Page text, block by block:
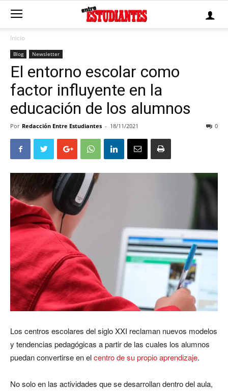
Inicio
Blog Newsletter
El entorno escolar como
factor influyente en la
educación de los alumnos
Por Redacción Entre Estudiantes - 18/11/2021 0
Los centros escolares del siglo XXI reclaman nuevos modelos
y tendencias pedagógicas a partir de las cuales los alumnos
puedan convertirse en elcentro de su propio aprendizaje.
No solo en las actividades que se desarrollan dentro del aula,